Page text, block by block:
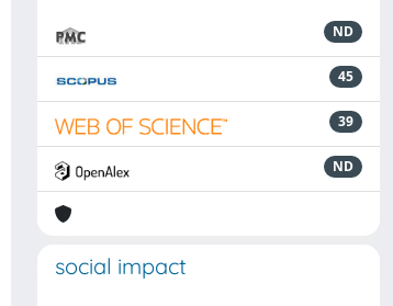
ND
45
39
ND
social impact